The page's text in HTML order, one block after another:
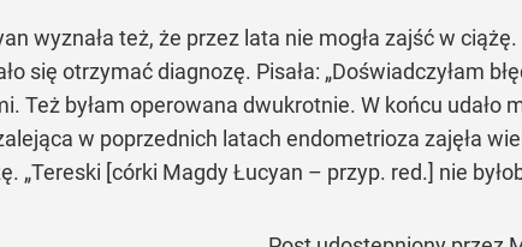
wyznała też, że przez lata nie mogła zajść w
się otrzymać diagnozę. Pisała: „Doświadczyłam
Też byłam operowana dwukrotnie. W końcu
w poprzednich latach endometrioza zajęła
„Tereski [córki Magdy Łucyan – przyp. red.] nie